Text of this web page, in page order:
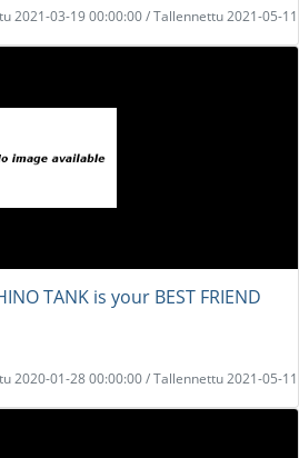
2021-03-19 00:00:00 / Tallennettu 2021-05-11
TANK is your BEST FRIEND
2020-01-28 00:00:00 / Tallennettu 2021-05-11